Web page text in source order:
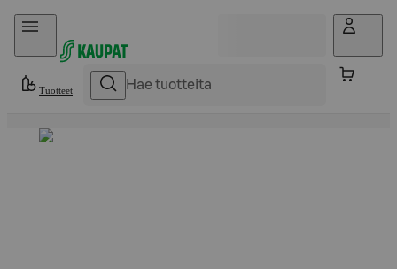
Hyppää sisältöön
Tuotteet